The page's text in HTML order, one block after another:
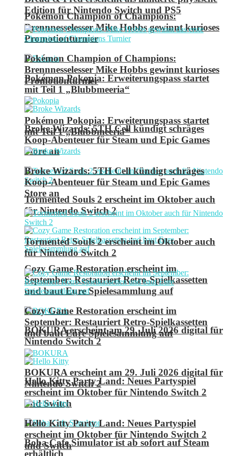
Pokémon Champion of Champions:
Brennnesselesser Mike Hobbs gewinnt kurioses
Promotionturnier
Pokémon Pokopia: Erweiterungspass startet
mit Teil 1 „Blubbmeeria“
Broke Wizards: 5TH Cell kündigt schräges
Koop-Abenteuer für Steam und Epic Games
Store an
Tormented Souls 2 erscheint im Oktober auch
für Nintendo Switch 2
Cozy Game Restoration erscheint im
September: Restauriert Retro-Spielkassetten
und baut Eure Spielesammlung auf
BOKURA erscheint am 29. Juli 2026 digital für
Nintendo Switch 2
Hello Kitty Party Land: Neues Partyspiel
erscheint im Oktober für Nintendo Switch 2
und Switch
Boba Cafe Simulator ist ab sofort auf Steam
erhältlich
Edition für Nintendo Switch und PS5
Pokémon Champion of Champions:
Brennnesselesser Mike Hobbs gewinnt kurioses
Promotionturnier
Pokémon Pokopia: Erweiterungspass startet
mit Teil 1 „Blubbmeeria“
Broke Wizards: 5TH Cell kündigt schräges
Koop-Abenteuer für Steam und Epic Games
Store an
Tormented Souls 2 erscheint im Oktober auch
für Nintendo Switch 2
Cozy Game Restoration erscheint im
September: Restauriert Retro-Spielkassetten
und baut Eure Spielesammlung auf
BOKURA erscheint am 29. Juli 2026 digital für
Nintendo Switch 2
Hello Kitty Party Land: Neues Partyspiel
erscheint im Oktober für Nintendo Switch 2
und Switch